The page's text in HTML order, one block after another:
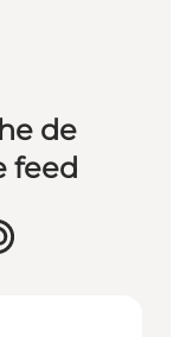
de
feed